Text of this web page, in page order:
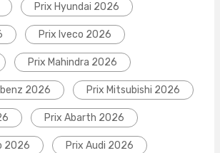
Prix Hyundai 2026
Prix Iveco 2026
Prix Mahindra 2026
2026 Prix Mitsubishi 2026
Prix Abarth 2026
2026 Prix Audi 2026